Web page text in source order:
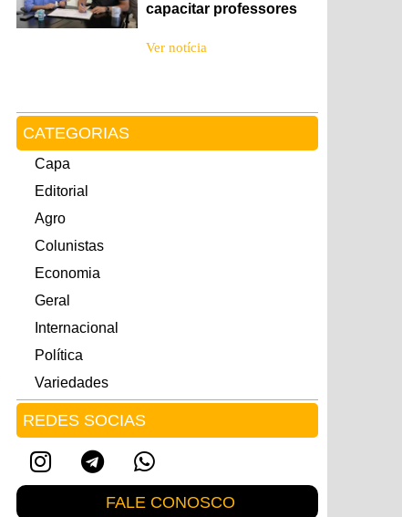
capacitar professores
Ver notícia
CATEGORIAS
Capa
Editorial
Agro
Colunistas
Economia
Geral
Internacional
Política
Variedades
REDES SOCIAS
FALE CONOSCO